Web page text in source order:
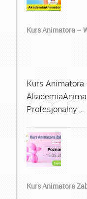
Kurs Animatora –
Kurs Animatora
Profesjonalny …
Kurs Animatora